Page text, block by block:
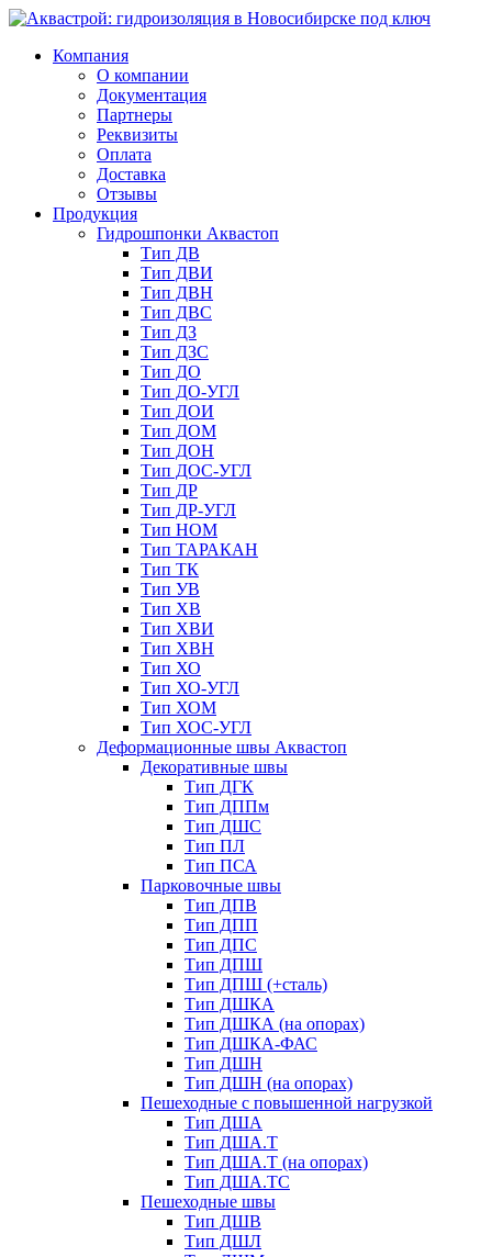
Компания
О компании
Документация
Партнеры
Реквизиты
Оплата
Доставка
Отзывы
Продукция
Гидрошпонки Аквастоп
Тип ДВ
Тип ДВИ
Тип ДВН
Тип ДВС
Тип ДЗ
Тип ДЗС
Тип ДО
Тип ДО-УГЛ
Тип ДОИ
Тип ДОМ
Тип ДОН
Тип ДОС-УГЛ
Тип ДР
Тип ДР-УГЛ
Тип НОМ
Тип ТАРАКАН
Тип ТК
Тип УВ
Тип ХВ
Тип ХВИ
Тип ХВН
Тип ХО
Тип ХО-УГЛ
Тип ХОМ
Тип ХОС-УГЛ
Деформационные швы Аквастоп
Декоративные швы
Тип ДГК
Тип ДППм
Тип ДШС
Тип ПЛ
Тип ПСА
Парковочные швы
Тип ДПВ
Тип ДПП
Тип ДПС
Тип ДПШ
Тип ДПШ (+сталь)
Тип ДШКА
Тип ДШКА (на опорах)
Тип ДШКА-ФАС
Тип ДШН
Тип ДШН (на опорах)
Пешеходные с повышенной нагрузкой
Тип ДША
Тип ДША.Т
Тип ДША.Т (на опорах)
Тип ДША.ТС
Пешеходные швы
Тип ДШВ
Тип ДШЛ